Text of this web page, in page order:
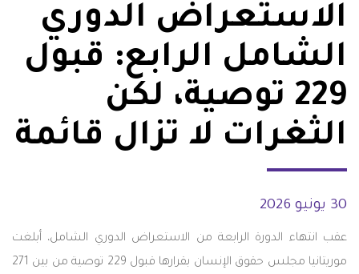
الاستعراض الدوري
الشامل الرابع: قبول
229 توصية، لكن
الثغرات لا تزال قائمة
30 يونيو 2026
عقب انتهاء الدورة الرابعة من الاستعراض الدوري الشامل، أبلغت
موريتانيا مجلس حقوق الإنسان بقرارها قبول 229 توصية من بين 271